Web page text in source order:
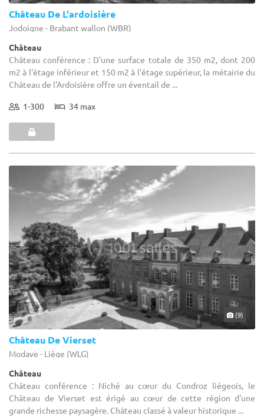
Château De L'ardoisière
Jodoigne - Brabant wallon (WBR)
Château
Château conférence : D'une surface totale de 350 m2, dont 200
m2 à l'étage inférieur et 150 m2 à l'étage supérieur, la métairie du
Château de l'Ardoisière offre un éventail de ...
1-300 34 max
(9)
Château De Vierset
Modave - Liège (WLG)
Château
Château conférence : Niché au cœur du Condroz liégeois, le
Château de Vierset est érigé au cœur de cette région d'une
grande richesse paysagère. Château classé à valeur historique ...